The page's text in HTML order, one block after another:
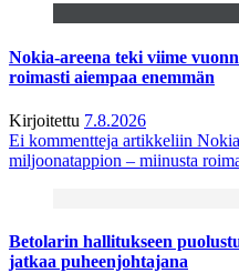
Nokia-areena teki viime
roimasti aiempaa enemmän
Kirjoitettu 7.8.2026
Ei kommentteja artikkeliin
miljoonatappion – miinusta
Betolarin hallitukseen
jatkaa puheenjohtajana